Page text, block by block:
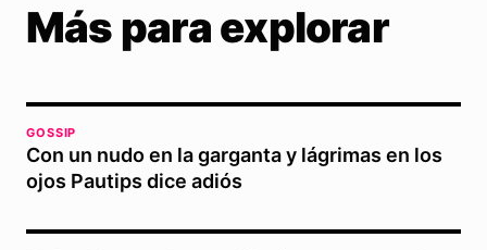
Más para explorar
GOSSIP
Con un nudo en la garganta y lágrimas en los
ojos Pautips dice adiós